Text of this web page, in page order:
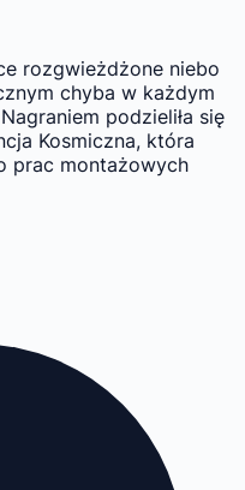
rozgwieżdżone niebo
chyba w każdym
podzieliła się
Kosmiczna, która
prac montażowych